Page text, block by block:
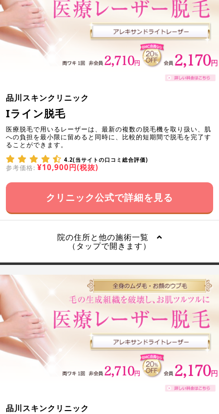
品川スキンクリニック
Iライン脱毛
医療脱毛で用いるレーザーは、最新の複数の脱毛機を取り扱い、肌
への負担を最小限に留めると同時に、比較的短期間で脱毛を完了す
ることができます。
4.2(当サイトの口コミ総合評価)
参考価格: ¥10,900円(税抜)
クリニック公式で詳細を見る
院の住所と他の施術一覧
（タップで開きます）
品川スキンクリニック